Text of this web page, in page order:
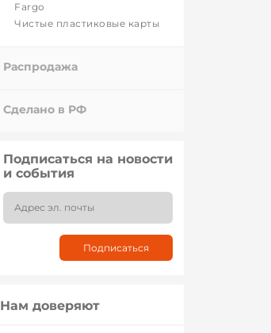
Fargo
Чистые пластиковые карты
Распродажа
Сделано в РФ
Подписаться на новости
и события
Нам доверяют